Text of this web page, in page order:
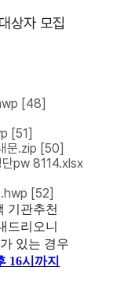
상자 모집
[48]
[51]
문.zip [50]
단pw 8114.xlsx
.hwp [52]
기관추천
드리오니
가 있는 경우
16시까지